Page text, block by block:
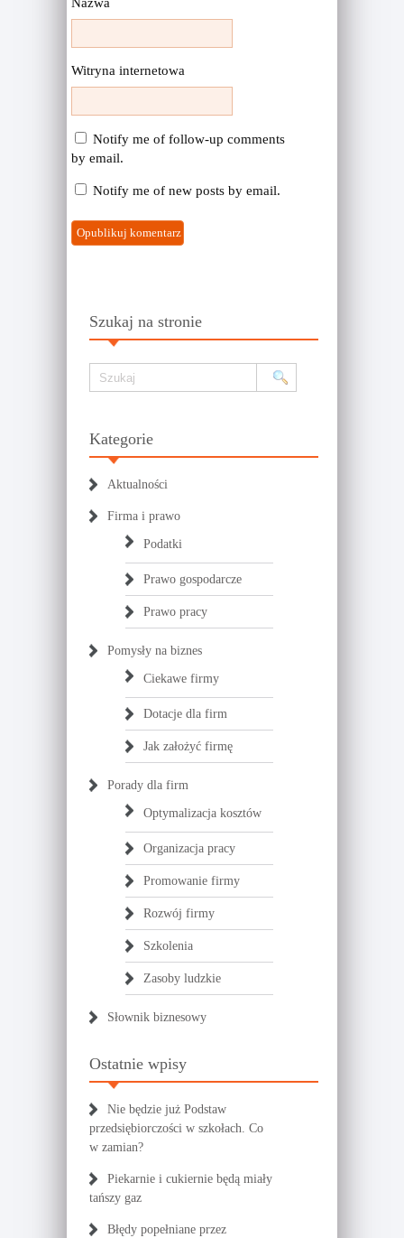
Nazwa
Witryna internetowa
Notify me of follow-up comments
by email.
Notify me of new posts by email.
Szukaj na stronie
Kategorie
Aktualności
Firma i prawo
Podatki
Prawo gospodarcze
Prawo pracy
Pomysły na biznes
Ciekawe firmy
Dotacje dla firm
Jak założyć firmę
Porady dla firm
Optymalizacja kosztów
Organizacja pracy
Promowanie firmy
Rozwój firmy
Szkolenia
Zasoby ludzkie
Słownik biznesowy
Ostatnie wpisy
Nie będzie już Podstaw
przedsiębiorczości w szkołach. Co
w zamian?
Piekarnie i cukiernie będą miały
tańszy gaz
Błędy popełniane przez